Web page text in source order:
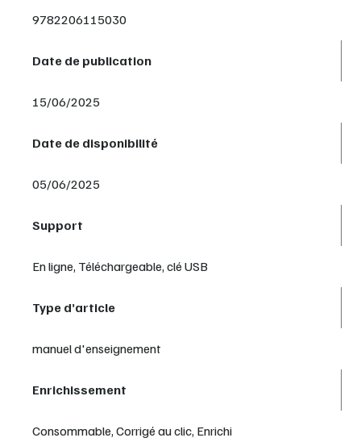
9782206115030
Date de publication
15/06/2025
Date de disponibilité
05/06/2025
Support
En ligne, Téléchargeable, clé USB
Type d’article
manuel d'enseignement
Enrichissement
Consommable, Corrigé au clic, Enrichi